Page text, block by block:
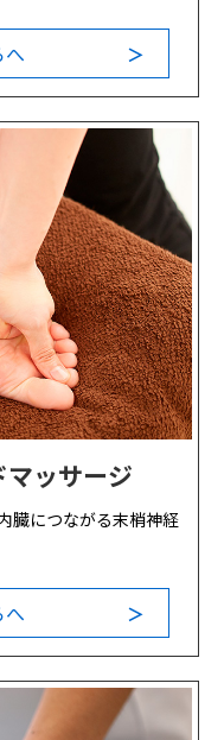
へ ＞
ッサージ
臓につながる末梢神経
へ ＞